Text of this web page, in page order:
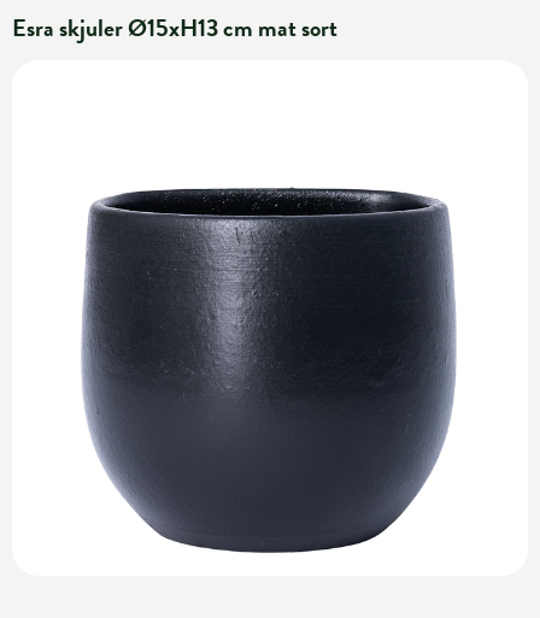
Esra skjuler Ø15xH13 cm mat sort